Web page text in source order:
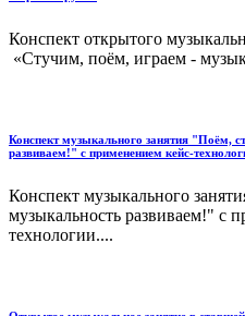
Конспект открытого
«Стучим, поём, играем -
Конспект музыкального занятия "Поём,
развиваем!" с применением кейс-
Конспект музыкального
музыкальность развиваем!" с
технологии....